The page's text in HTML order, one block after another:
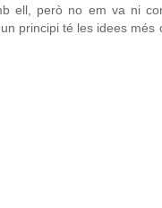
ell, però no em va ni
principi té les idees més